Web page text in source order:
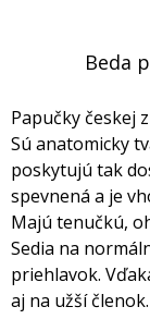
Beda
Papučky českej
Sú anatomicky
poskytujú tak
spevnená a je
Majú tenučkú,
Sedia na
priehlavok.
aj na užší